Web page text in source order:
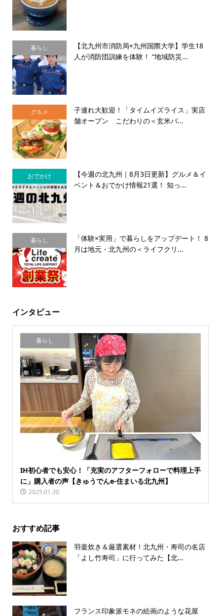
暮らし
【北九州市消防局×九州国際大学】学生18
人が消防団訓練を体験！ “地域防災...
グルメ
子連れ大歓迎！「タイムイズライス」実店
舗オープン こだわりの＜玄米バ...
おでかけ
【今週の北九州｜8月3日更新】グルメ＆イ
ベント＆おでかけ情報21選！ 知っ...
暮らし
「体験×実用」で暮らしをアップデート！ 8
月は地元・北九州の＜ライフクリ...
インタビュー
暮らし
IH初心者でも安心！「充実のアフターフォローで料理上手
に」購入者の声【きゅうでんe-住まいる北九州】
2025.01.30
おすすめ記事
羽釜炊き＆厳選素材！北九州・寿司の名店
「よし竹寿司」に行ってみた【北...
フランス印象派モネの絵画のような花屋